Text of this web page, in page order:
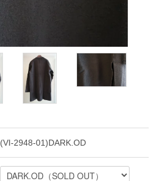
(VI-2948-01)DARK.OD